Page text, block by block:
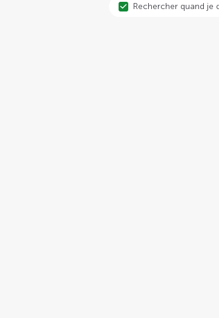
Rechercher quand je